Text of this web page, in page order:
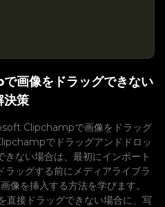
像をドラッグできない
決策
Clipchampで画像をドラッグ
でドラッグアンドドロッ
ない場合は、最初にインポート
ッグする前にメディアライブラ
像を挿入する方法を学びます。
接ドラッグできない場合に、写